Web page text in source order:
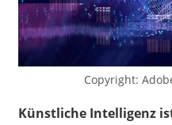
Copyright:
Künstliche Intelligenz